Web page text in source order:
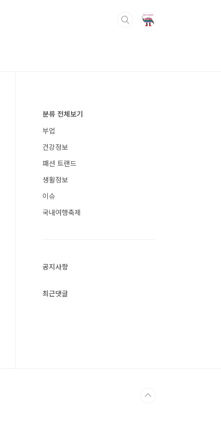
분류 전체보기
부업
건강정보
패션 트랜드
생활정보
이슈
국내여행축제
공지사항
최근댓글